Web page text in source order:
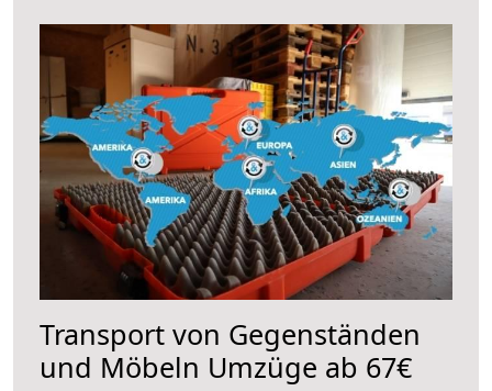
Transport von Gegenständen
und Möbeln Umzüge ab 67€